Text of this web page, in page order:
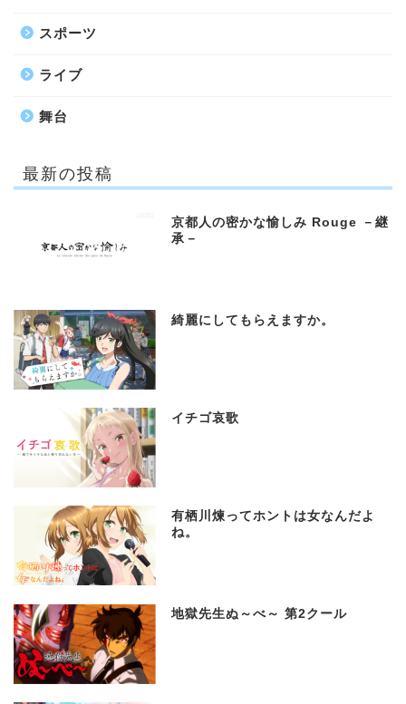
スポーツ
ライブ
舞台
最新の投稿
京都人の密かな愉しみ Rouge －継
承－
綺麗にしてもらえますか。
イチゴ哀歌
有栖川煉ってホントは女なんだよ
ね。
地獄先生ぬ～べ～ 第2クール